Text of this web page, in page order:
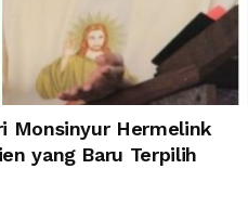
Monsinyur Hermelink
yang Baru Terpilih